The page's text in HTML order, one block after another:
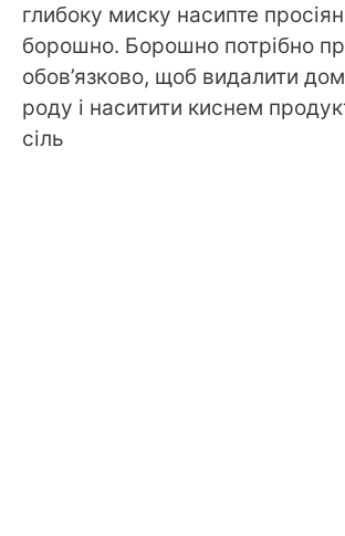
глибоку миску насипте
борошно. Борошно потрібно
обов’язково, щоб видалити
роду і наситити киснем
сіль